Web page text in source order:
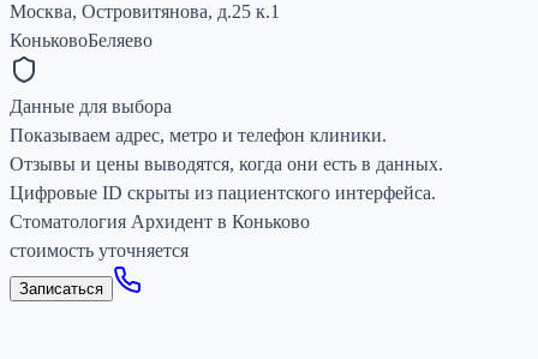
Москва, Островитянова, д.25 к.1
КоньковоБеляево
Данные для выбора
Показываем адрес, метро и телефон клиники.
Отзывы и цены выводятся, когда они есть в данных.
Цифровые ID скрыты из пациентского интерфейса.
Стоматология Архидент в Коньково
стоимость уточняется
Записаться